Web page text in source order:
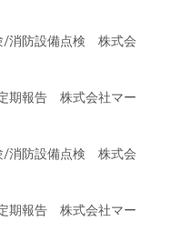
/消防設備点検 株式会
期報告 株式会社マー
/消防設備点検 株式会
期報告 株式会社マー